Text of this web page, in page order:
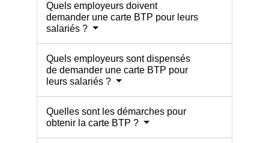
Quels employeurs doivent
demander une carte BTP pour leurs
salariés ?
Quels employeurs sont dispensés
de demander une carte BTP pour
leurs salariés ?
Quelles sont les démarches pour
obtenir la carte BTP ?